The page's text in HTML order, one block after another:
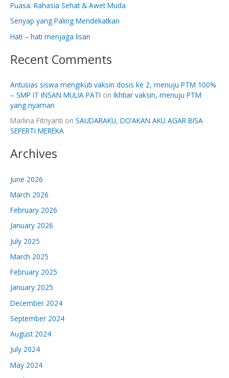
o
r
:
Puasa: Rahasia Sehat & Awet Muda
Senyap yang Paling Mendekatkan
Hati – hati menjaga lisan
Recent Comments
Antusias siswa mengikuti vaksin dosis ke 2, menuju PTM 100%
– SMP IT INSAN MULIA PATI on Ikhtiar vaksin, menuju PTM
yang nyaman
Marlina Fitriyanti on SAUDARAKU, DO’AKAN AKU AGAR BISA
SEPERTI MEREKA
Archives
June 2026
March 2026
February 2026
January 2026
July 2025
March 2025
February 2025
January 2025
December 2024
September 2024
August 2024
July 2024
May 2024